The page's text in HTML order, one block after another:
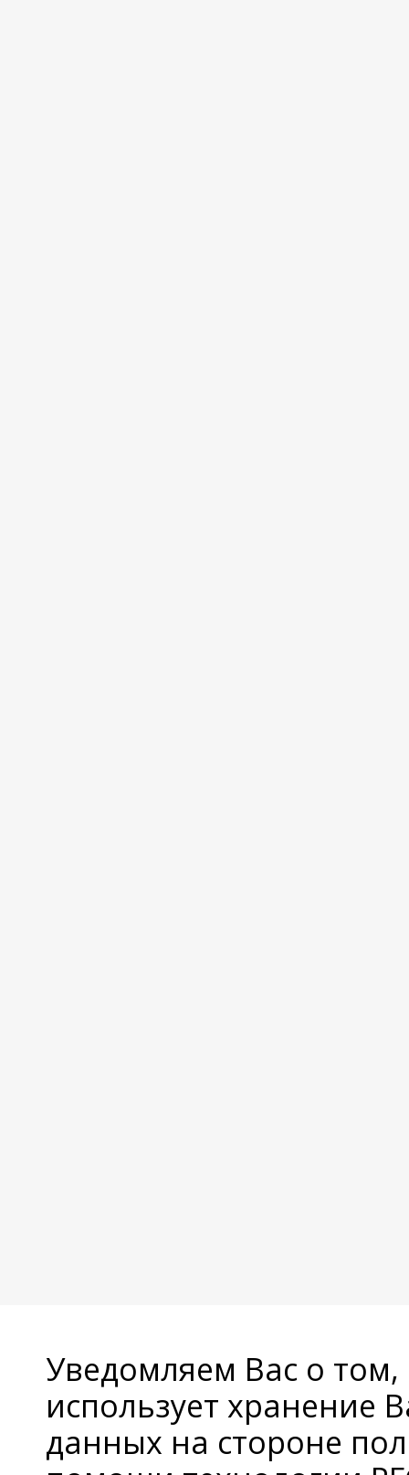
Уведомляем Вас о
использует хранение
данных на стороне